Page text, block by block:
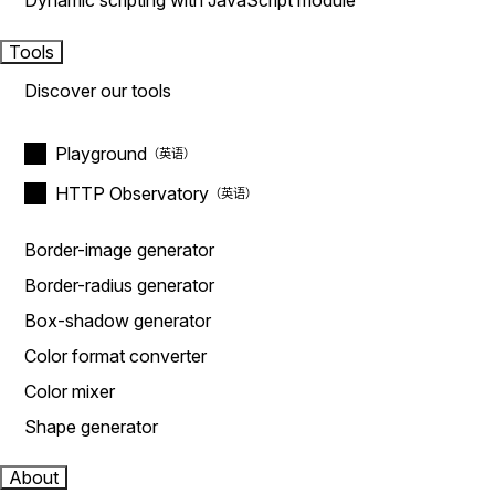
Tools
Discover our tools
Playground
HTTP Observatory
Border-image generator
Border-radius generator
Box-shadow generator
Color format converter
Color mixer
Shape generator
About